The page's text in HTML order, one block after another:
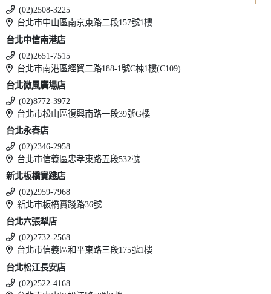
(02)2508-3225
台北市中山區南京東路二段157號1樓
台北中信南港店
(02)2651-7515
台北市南港區經貿二路188-1號C棟1樓(C109)
台北微風廣場店
(02)8772-3972
台北市松山區復興南路一段39號G樓
台北永春店
(02)2346-2958
台北市信義區忠孝東路五段532號
新北板橋實踐店
(02)2959-7968
新北市板橋實踐路36號
台北六張犁店
(02)2732-2568
台北市信義區和平東路三段175號1樓
台北松江長安店
(02)2522-4168